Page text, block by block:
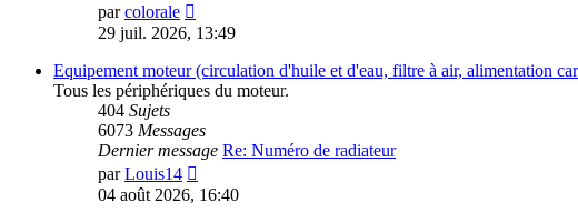
parcolorale
le
message
29 juil. 2026, 13:49
Equipement moteur (circulation d'huile et d'eau, filtre à air, alimentation
Tous les périphériques du moteur.
404 Sujets
6073 Messages
Dernier message Re: Numéro de radiateur
parLouis14
le
04 août 2026, 16:40